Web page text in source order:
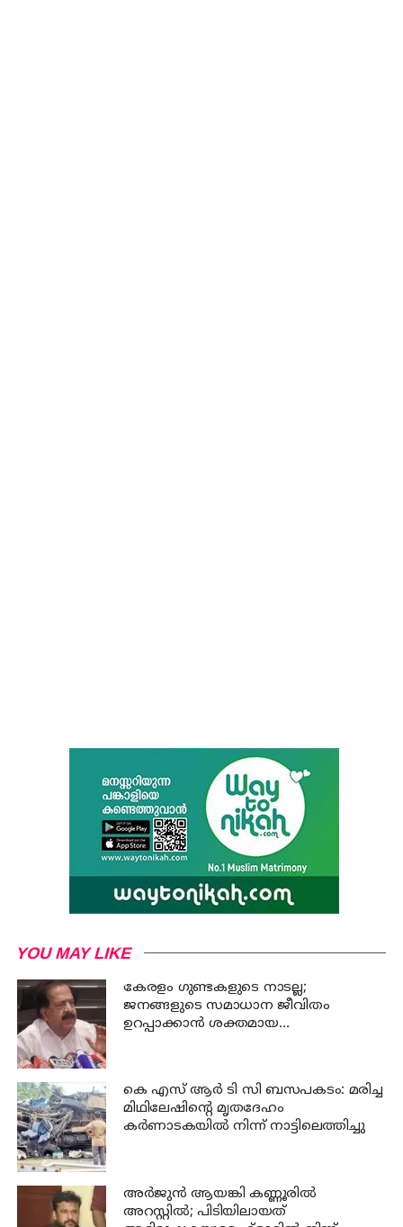
YOU MAY LIKE
കേരളം ഗുണ്ടകളുടെ നാടല്ല;
ജനങ്ങളുടെ സമാധാന ജീവിതം
ഉറപ്പാക്കാന്‍ ശക്തമായ
കെ എസ് ആര്‍ ടി സി ബസപകടം: മരിച്ച
മിഥിലേഷിന്റെ മൃതദേഹം
കര്‍ണാടകയില്‍ നിന്ന് നാട്ടിലെത്തിച്ചു
അര്‍ജുന്‍ ആയങ്കി കണ്ണൂരില്‍
അറസ്റ്റില്‍; പിടിയിലായത്